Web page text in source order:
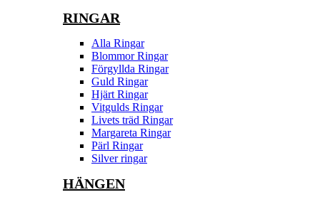
RINGAR
Alla Ringar
Blommor Ringar
Förgyllda Ringar
Guld Ringar
Hjärt Ringar
Vitgulds Ringar
Livets träd Ringar
Margareta Ringar
Pärl Ringar
Silver ringar
HÄNGEN